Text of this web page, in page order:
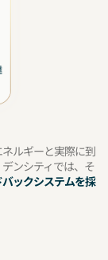
ルギーと実際に到
ンシティでは、そ
ックシステムを採